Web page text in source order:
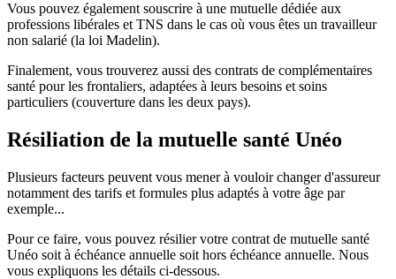
Vous pouvez également souscrire à une mutuelle dédiée aux
professions libérales et TNS dans le cas où vous êtes un travailleur
non salarié (la loi Madelin).
Finalement, vous trouverez aussi des contrats de complémentaires
santé pour les frontaliers, adaptées à leurs besoins et soins
particuliers (couverture dans les deux pays).
Résiliation de la mutuelle santé Unéo
Plusieurs facteurs peuvent vous mener à vouloir changer d'assureur
notamment des tarifs et formules plus adaptés à votre âge par
exemple...
Pour ce faire, vous pouvez résilier votre contrat de mutuelle santé
Unéo soit à échéance annuelle soit hors échéance annuelle. Nous
vous expliquons les détails ci-dessous.